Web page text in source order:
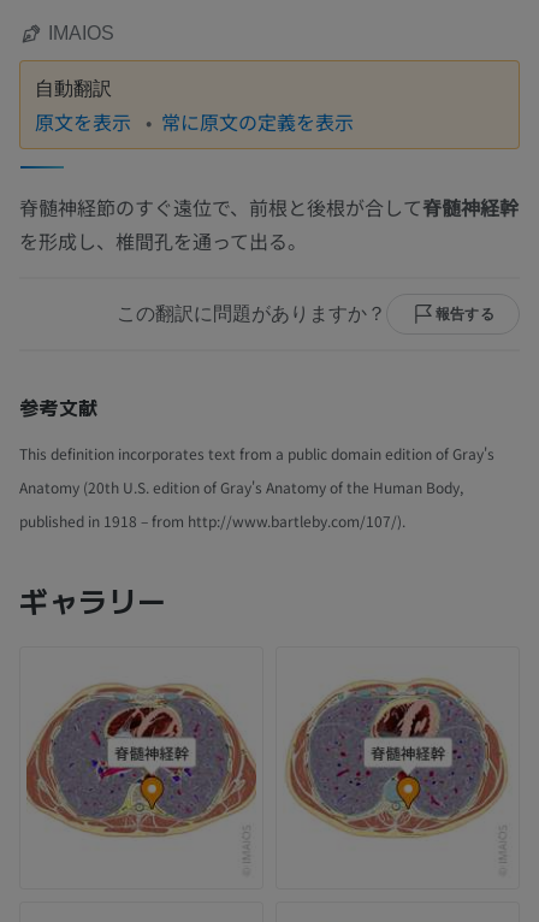
IMAIOS
自動翻訳
原文を表示 常に原文の定義を表示
脊髄神経節のすぐ遠位で、前根と後根が合して脊髄神経幹
を形成し、椎間孔を通って出る。
この翻訳に問題がありますか？ 報告する
参考文献
This definition incorporates text from a public domain edition of Gray's
Anatomy (20th U.S. edition of Gray's Anatomy of the Human Body,
published in 1918 – from http://www.bartleby.com/107/).
ギャラリー